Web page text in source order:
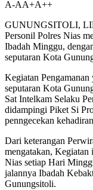
A-AA+A++
GUNUNGSITOLI,
Personil Polres Nias
Ibadah Minggu,
seputaran Kota
Kegiatan
seputaran Kota
Sat Intelkam Selaku
didampingi Piket Si
penngecekan
Dari keterangan
mengatakan, Kegiatan
Nias setiap Hari
jalannya Ibadah
Gunungsitoli.